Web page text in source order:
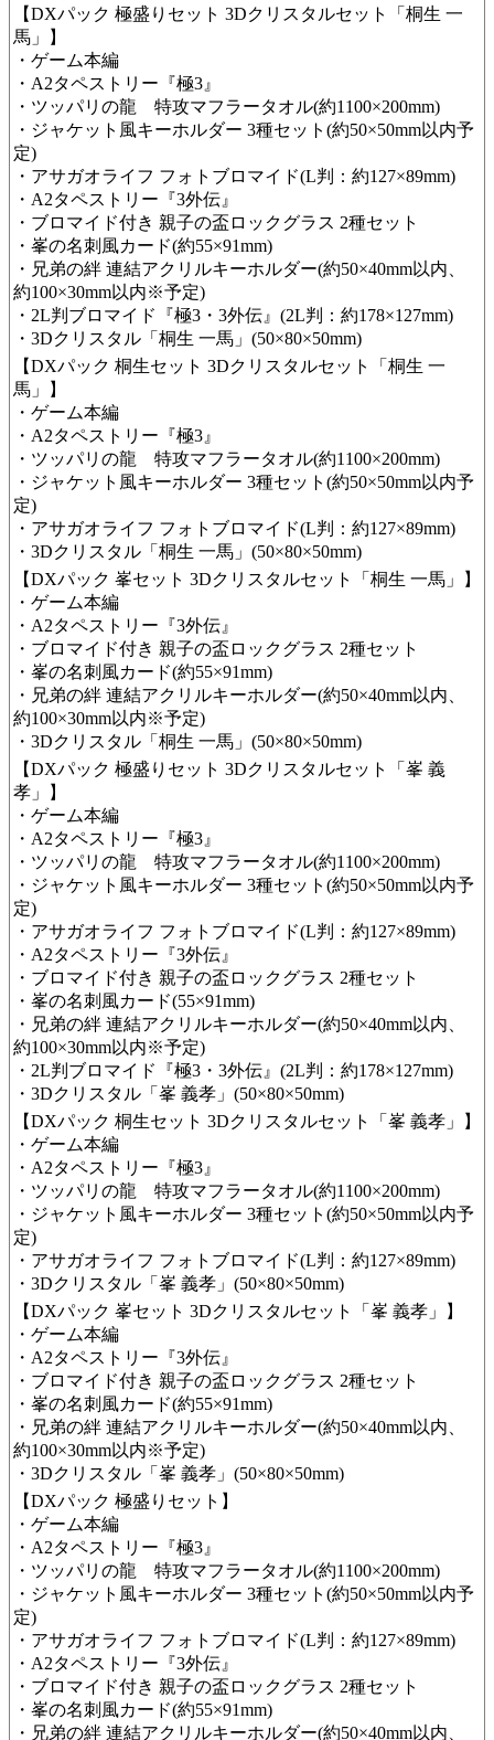
【DXパック 極盛りセット 3Dクリスタルセット「桐生 一
馬」】
・ゲーム本編
​​・A2タペストリー『極3』
・ツッパリの龍 特攻マフラータオル(約1100×200mm)
・ジャケット風キーホルダー 3種セット(約50×50mm以内予
定)
・アサガオライフ フォトブロマイド(L判：約127×89mm)
・A2タペストリー『3外伝』
・ブロマイド付き 親子の盃ロックグラス 2種セット
​・峯の名刺風カード(約55×91mm)
​・兄弟の絆 連結アクリルキーホルダー(約50×40mm以内、
約100×30mm以内※予定)
・2L判ブロマイド『極3・3外伝』 (2L判：約178×127mm)
・3Dクリスタル「桐生 一馬」(50×80×50mm)
【DXパック 桐生セット 3Dクリスタルセット「桐生 一
馬」】
・ゲーム本編
​・A2タペストリー『極3』
・ツッパリの龍 特攻マフラータオル(約1100×200mm)
・ジャケット風キーホルダー 3種セット(約50×50mm以内予
定)
・アサガオライフ フォトブロマイド(L判：約127×89mm)
・3Dクリスタル「桐生 一馬」(50×80×50mm)
【DXパック 峯セット 3Dクリスタルセット「桐生 一馬」】
・ゲーム本編
​・A2タペストリー『3外伝』
・ブロマイド付き 親子の盃ロックグラス 2種セット
・峯の名刺風カード(約55×91mm )
・兄弟の絆 連結アクリルキーホルダー(約50×40mm以内、
約100×30mm以内※予定)
・3Dクリスタル「桐生 一馬」(50×80×50mm)
【DXパック 極盛りセット 3Dクリスタルセット「峯 義
孝」】
・ゲーム本編
​・A2タペストリー『極3』
・ツッパリの龍 特攻マフラータオル(約1100×200mm)
・ジャケット風キーホルダー 3種セット(約50×50mm以内予
定)
​ ・アサガオライフ フォトブロマイド(L判：約127×89mm)
・A2タペストリー『3外伝』
・ブロマイド付き 親子の盃ロックグラス 2種セット
​・峯の名刺風カード(55×91mm )
​・兄弟の絆 連結アクリルキーホルダー(約50×40mm以内、
約100×30mm以内※予定)
・2L判ブロマイド『極3・3外伝』( 2L判：約178×127mm)
​・3Dクリスタル「峯 義孝」(50×80×50mm)
【DXパック 桐生セット 3Dクリスタルセット「峯 義孝」】
・ゲーム本編
・A2タペストリー『極3』
・ツッパリの龍 特攻マフラータオル(約1100×200mm)
・ジャケット風キーホルダー 3種セット(約50×50mm以内予
定)
・アサガオライフ フォトブロマイド(L判：約127×89mm)
​・3Dクリスタル「峯 義孝」(50×80×50mm)
【DXパック 峯セット 3Dクリスタルセット「峯 義孝」】
・ゲーム本編
・A2タペストリー『3外伝』
・ブロマイド付き 親子の盃ロックグラス 2種セット
・峯の名刺風カード(約55×91mm )
・兄弟の絆 連結アクリルキーホルダー(約50×40mm以内、
約100×30mm以内※予定)
・3Dクリスタル「峯 義孝」(50×80×50mm)
【DXパック 極盛りセット】
・ゲーム本編
・A2タペストリー『極3』
・ツッパリの龍 特攻マフラータオル(約1100×200mm)
・ジャケット風キーホルダー 3種セット(約50×50mm以内予
定)
・アサガオライフ フォトブロマイド(L判：約127×89mm)
・A2タペストリー『3外伝』
・ブロマイド付き 親子の盃ロックグラス 2種セット
​・峯の名刺風カード(約55×91mm)
​・兄弟の絆 連結アクリルキーホルダー(約50×40mm以内、